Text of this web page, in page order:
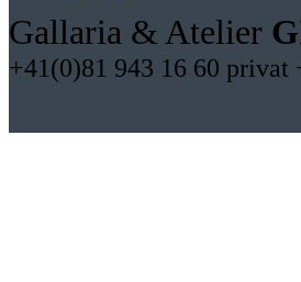
Gallaria & Atelier
+41(0)81 943 16 60